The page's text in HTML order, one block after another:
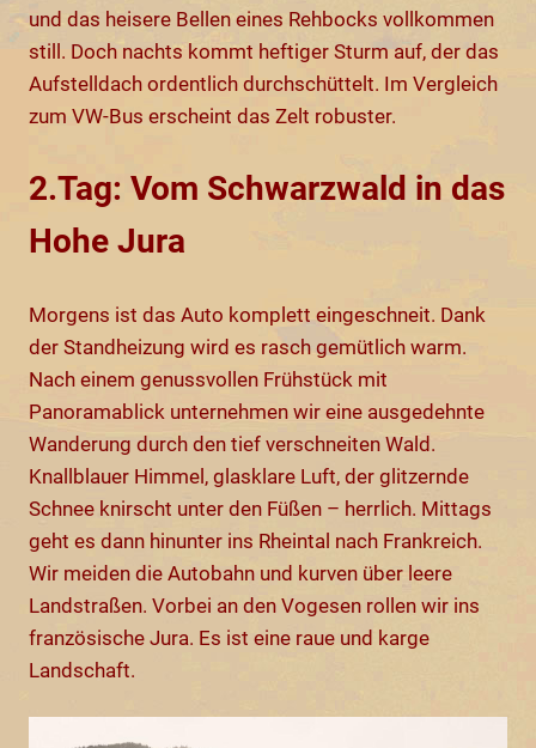
und das heisere Bellen eines Rehbocks vollkommen
still. Doch nachts kommt heftiger Sturm auf, der das
Aufstelldach ordentlich durchschüttelt. Im Vergleich
zum VW-Bus erscheint das Zelt robuster.
2.Tag: Vom Schwarzwald in das
Hohe Jura
Morgens ist das Auto komplett eingeschneit. Dank
der Standheizung wird es rasch gemütlich warm.
Nach einem genussvollen Frühstück mit
Panoramablick unternehmen wir eine ausgedehnte
Wanderung durch den tief verschneiten Wald.
Knallblauer Himmel, glasklare Luft, der glitzernde
Schnee knirscht unter den Füßen – herrlich. Mittags
geht es dann hinunter ins Rheintal nach Frankreich.
Wir meiden die Autobahn und kurven über leere
Landstraßen. Vorbei an den Vogesen rollen wir ins
französische Jura. Es ist eine raue und karge
Landschaft.